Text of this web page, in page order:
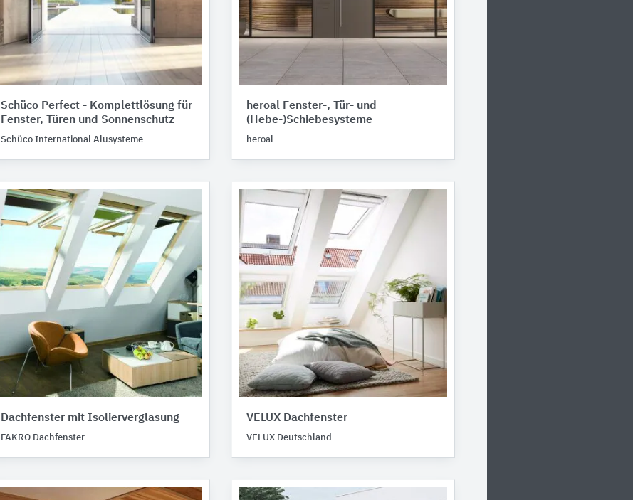
Schüco Perfect - ​​Komplettlösung für
Fenster, Türen und Sonnenschutz
Schüco International Alusysteme
heroal Fenster-, Tür- und
(Hebe-)Schiebesysteme
heroal
Dachfenster mit Isolierverglasung
FAKRO Dachfenster
VELUX Dachfenster
VELUX Deutschland